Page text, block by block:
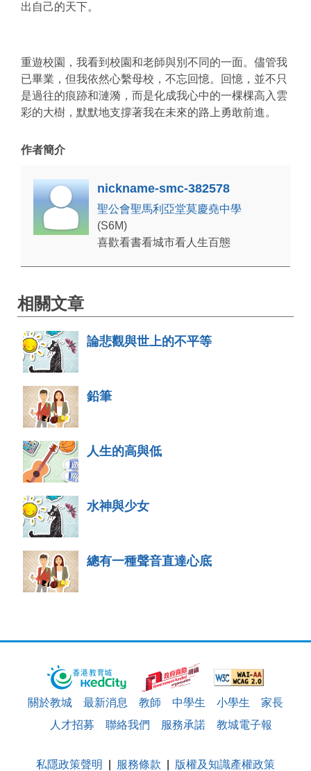
出自己的天下。
重遊校園，我看到校園和老師與別不同的一面。儘管我
已畢業，但我依然心繫母校，不忘回憶。回憶，並不只
是過往的痕跡和漣漪，而是化成我心中的一棵棵高入雲
彩的大樹，默默地支撐著我在未來的路上勇敢前進。
作者簡介
nickname-smc-382578
聖公會聖馬利亞堂莫慶堯中學
(S6M)
喜歡看書看城市看人生百態
相關文章
論悲觀與世上的不平等
鉛筆
人生的高與低
水神與少女
總有一種聲音直達心底
關於教城 最新消息 教師 中學生 小學生
家長
人才招募
聯絡我們 服務承諾 教城電子報
私隱政策聲明 服務條款 版權及知識產權政策